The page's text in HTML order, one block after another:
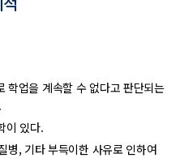
업을 계속할 수 없다고 판단되는
이 있다.
, 기타 부득이한 사유로 인하여